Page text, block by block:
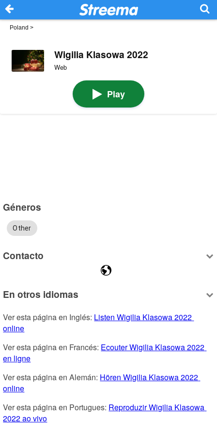
Poland >
Wigilia Klasowa 2022
Web
Play
Géneros
Other
Contacto
En otros idiomas
Ver esta página en Inglés: Listen Wigilia Klasowa 2022
online
Ver esta página en Francés: Ecouter Wigilia Klasowa 2022
en ligne
Ver esta página en Alemán: Hören Wigilia Klasowa 2022
online
Ver esta página en Portugues: Reproduzir Wigilia Klasowa
2022 ao vivo